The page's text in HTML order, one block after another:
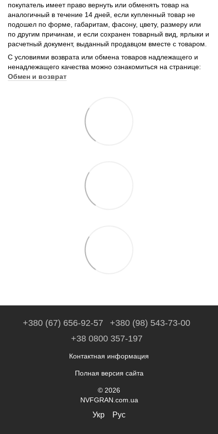
покупатель имеет право вернуть или обменять товар на
аналогичный в течение 14 дней, если купленный товар не
подошел по форме, габаритам, фасону, цвету, размеру или
по другим причинам, и если сохранен товарный вид, ярлыки и
расчетный документ, выданный продавцом вместе с товаром.
С условиями возврата или обмена товаров надлежащего и
ненадлежащего качества можно ознакомиться на странице:
Обмен и возврат
+380 (67) 656-92-57
+380 (98) 543-73-00
+38 0800 357-197
Контактная информация
Полная версия сайта
© 2026
NVFGRAN.com.ua
Укр Рус